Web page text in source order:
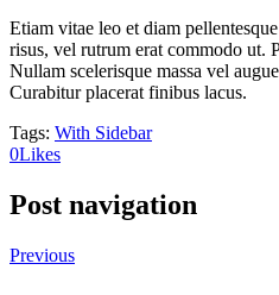
Etiam vitae leo et diam
risus, vel rutrum erat commodo ut.
Nullam scelerisque massa vel
Curabitur placerat finibus lacus.
Tags: With Sidebar
0Likes
Post navigation
Previous